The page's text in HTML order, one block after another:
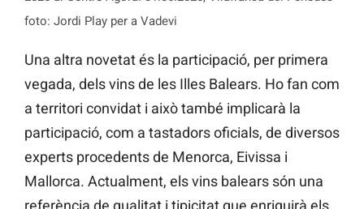
foto: Jordi Play per a Vadevi
Una altra novetat és la participació, per primera
vegada, dels vins de les Illes Balears. Ho fan com
a territori convidat i això també implicarà la
participació, com a tastadors oficials, de diversos
experts procedents de Menorca, Eivissa i
Mallorca. Actualment, els vins balears són una
referència de qualitat i tipicitat que enriquirà els